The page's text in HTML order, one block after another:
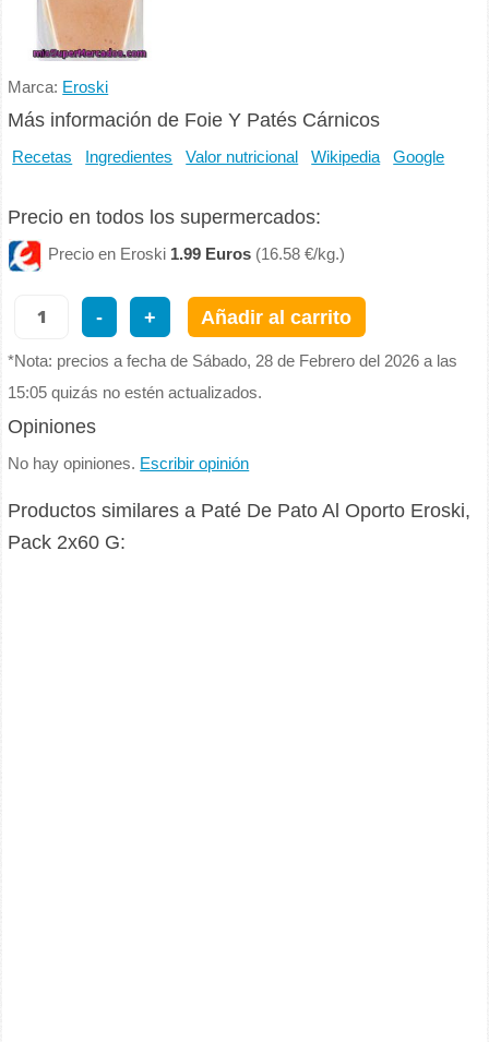
Marca: Eroski
Más información de Foie Y Patés Cárnicos
Recetas Ingredientes Valor nutricional Wikipedia Google
Precio en todos los supermercados:
Precio en Eroski 1.99 Euros (16.58 €/kg.)
- + Añadir al carrito
*Nota: precios a fecha de Sábado, 28 de Febrero del 2026 a las
15:05 quizás no estén actualizados.
Opiniones
No hay opiniones. Escribir opinión
Productos similares a Paté De Pato Al Oporto Eroski,
Pack 2x60 G: